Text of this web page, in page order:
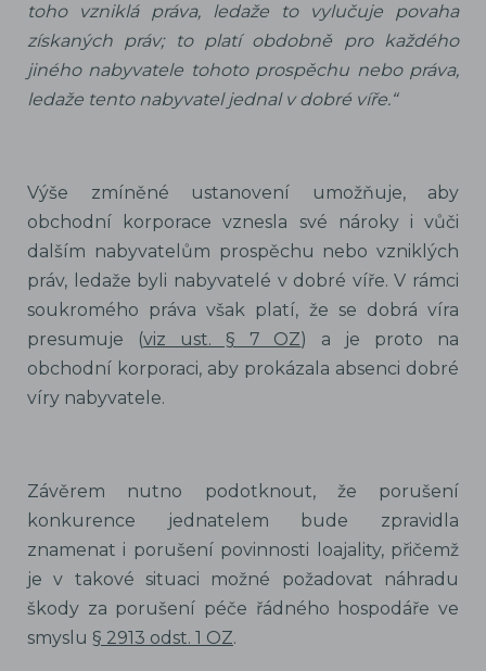
toho vzniklá práva, ledaže to vylučuje povaha
získaných práv; to platí obdobně pro každého
jiného nabyvatele tohoto prospěchu nebo práva,
ledaže tento nabyvatel jednal v dobré víře.“
Výše zmíněné ustanovení umožňuje, aby
obchodní korporace vznesla své nároky i vůči
dalším nabyvatelům prospěchu nebo vzniklých
práv, ledaže byli nabyvatelé v dobré víře. V rámci
soukromého práva však platí, že se dobrá víra
presumuje (viz ust. § 7 OZ) a je proto na
obchodní korporaci, aby prokázala absenci dobré
víry nabyvatele.
Závěrem nutno podotknout, že porušení
konkurence jednatelem bude zpravidla
znamenat i porušení povinnosti loajality, přičemž
je v takové situaci možné požadovat náhradu
škody za porušení péče řádného hospodáře ve
smyslu § 2913 odst. 1 OZ.